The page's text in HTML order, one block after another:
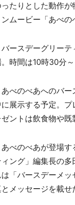
ったりとした動作
ンムービー「あべ
ースデーグリーテ
時間は10時30分
べのべあへのバー
展示する予定。
ゼントは飲食物や既
べのべあが登場す
ィング」編集長の
は「バースデーメ
メッセージを載せ